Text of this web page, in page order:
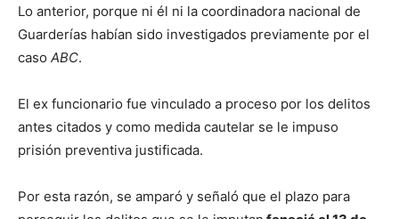
Lo anterior, porque ni él ni la coordinadora nacional de
Guarderías habían sido investigados previamente por el
caso ABC.
El ex funcionario fue vinculado a proceso por los delitos
antes citados y como medida cautelar se le impuso
prisión preventiva justificada.
Por esta razón, se amparó y señaló que el plazo para